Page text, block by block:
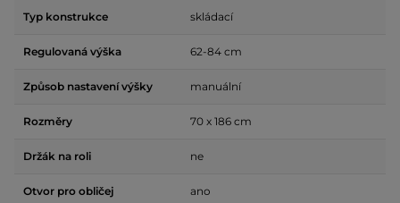
Typ konstrukce skládací
Regulovaná výška 62-84 cm
Způsob nastavení výšky manuální
Rozměry 70 x 186 cm
Držák na roli ne
Otvor pro obličej ano